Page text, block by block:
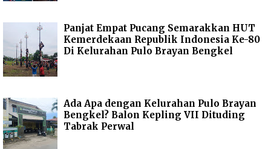
Panjat Empat Pucang Semarakkan HUT
Kemerdekaan Republik Indonesia Ke-80
Di Kelurahan Pulo Brayan Bengkel
Ada Apa dengan Kelurahan Pulo Brayan
Bengkel? Balon Kepling VII Dituding
Tabrak Perwal